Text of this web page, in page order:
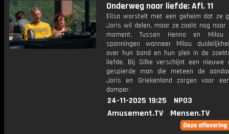
Onderweg naar liefde: Afl. 11
Elisa worstelt met een geheim dat ze
Joris wil delen, maar ze zoekt nog
moment. Tussen Henno en Milou
spanningen wanneer Milou
over hun band en hun plek in de
liefde. Bij Silke verschijnt een nieuwe
gespierde man die meteen de
Joris en Griekenland zorgen voor
domper.
24-11-2025 19:25
NPO3
Amusement.TV
Mensen.TV